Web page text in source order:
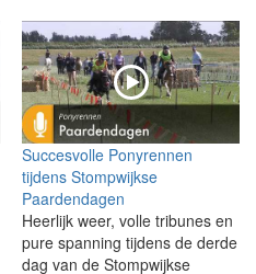
Succesvolle Ponyrennen
tijdens Stompwijkse
Paardendagen
Heerlijk weer, volle tribunes en
pure spanning tijdens de derde
dag van de Stompwijkse